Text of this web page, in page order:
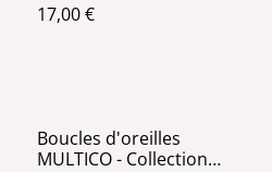
17,00 €
Boucles d'oreilles
MULTICO - Collection